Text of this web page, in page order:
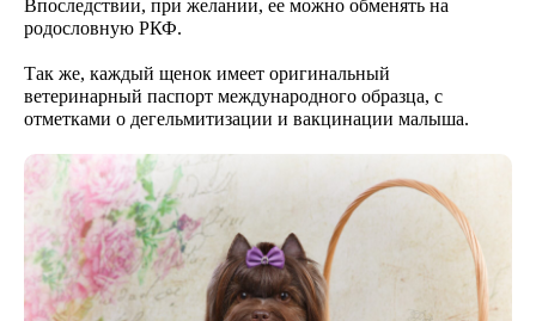
Впоследствии, при желании, ее можно обменять на
родословную РКФ.
Так же, каждый щенок имеет оригинальный
ветеринарный паспорт международного образца, с
отметками о дегельмитизации и вакцинации малыша.